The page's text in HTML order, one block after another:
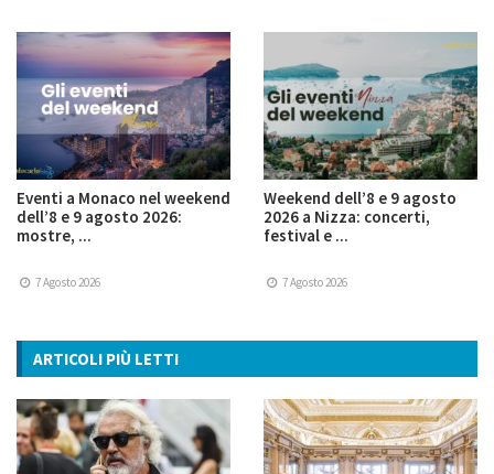
Eventi a Monaco nel weekend
dell’8 e 9 agosto 2026:
mostre, ...
7 Agosto 2026
Weekend dell’8 e 9 agosto
2026 a Nizza: concerti,
festival e ...
7 Agosto 2026
ARTICOLI PIÙ LETTI